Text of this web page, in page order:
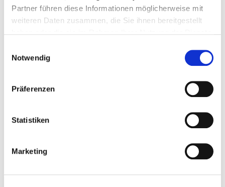
Partner führen diese Informationen möglicherweise mit
weiteren Daten zusammen, die Sie ihnen bereitgestellt
Notwendig
Präferenzen
Statistiken
Marketing
20:00 Uhr,
Arena, kleine Variante
Veranstalter: Undercover GmbH
TICKETS BEI UNDERCOVER.DE
Und bei allen bekannten Vorverkaufsstellen.